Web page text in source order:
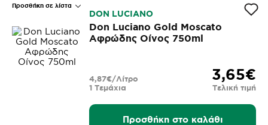
Προσθήκη σε λίστα
DON LUCIANO
Don Luciano Gold Moscato
Αφρώδης Οίνος 750ml
3,65€
Τελική τιμή
1 Τεμάχια
4,87€/Λίτρο
Προσθήκη στο καλάθι